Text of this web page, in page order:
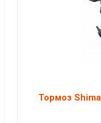
Тормоз